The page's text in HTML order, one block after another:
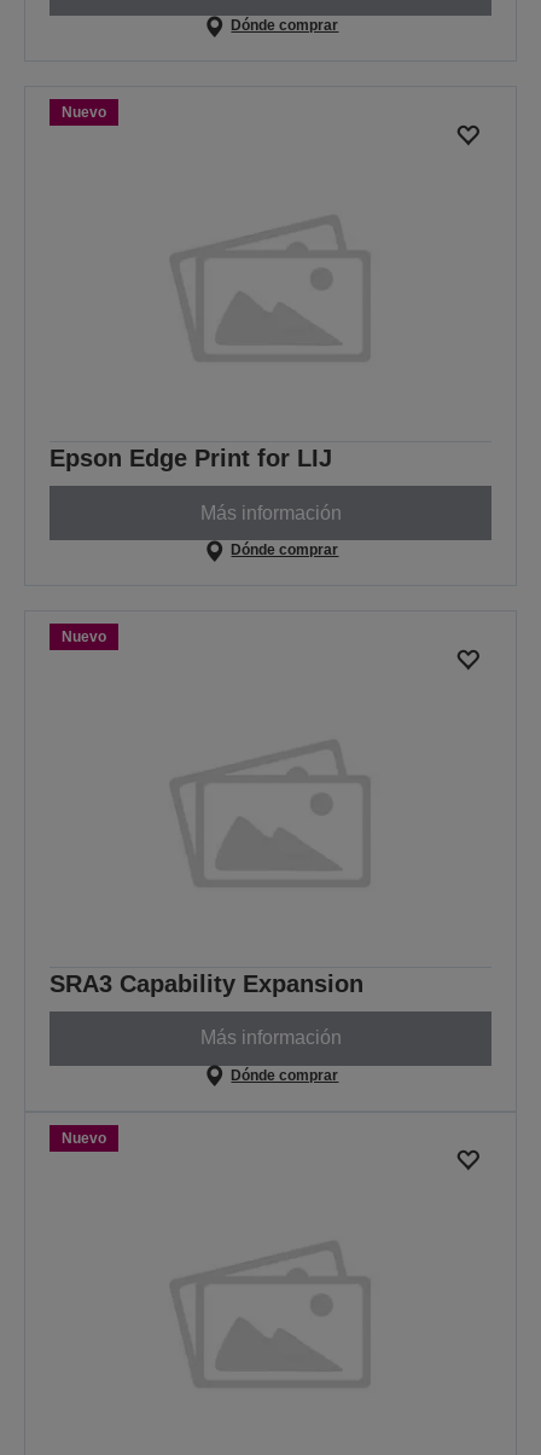
Dónde comprar
Nuevo
Epson Edge Print for LIJ
Más información
Dónde comprar
Nuevo
SRA3 Capability Expansion
Más información
Dónde comprar
Nuevo